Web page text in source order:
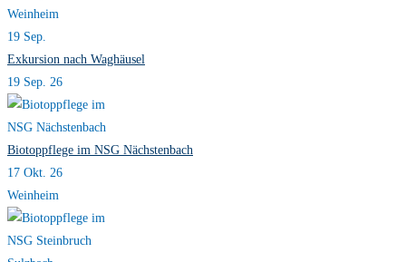
Weinheim
19 Sep.
Exkursion nach Waghäusel
19 Sep. 26
Biotoppflege im NSG Nächstenbach
17 Okt. 26
Weinheim